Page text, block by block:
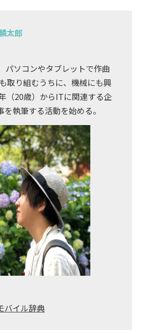
太郎
パソコンやタブレットで作曲
取り組むうちに、機械にも興
（20歳）からITに関連する企
執筆する活動を始める。
バイル辞典